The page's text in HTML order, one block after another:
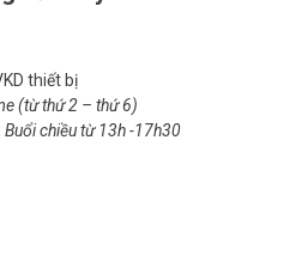
thiết bị
(từ thứ 2 – thứ 6)
chiều từ 13h -17h30